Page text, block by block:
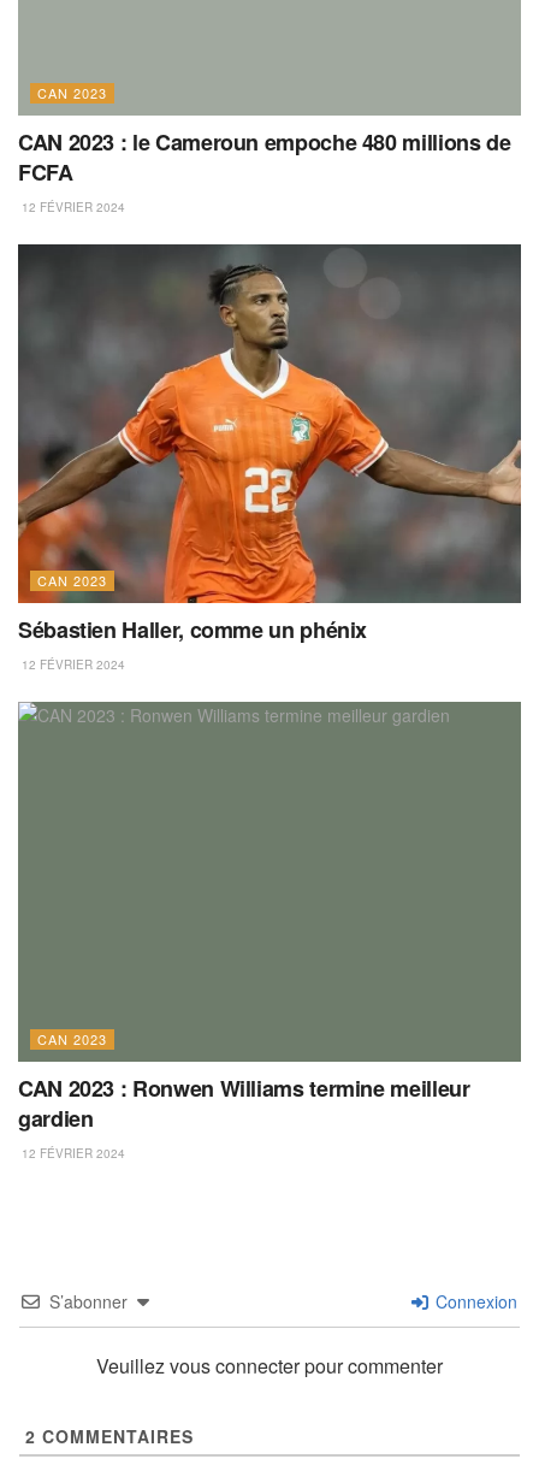
CAN 2023
CAN 2023 : le Cameroun empoche 480 millions de
FCFA
12 FÉVRIER 2024
CAN 2023
Sébastien Haller, comme un phénix
12 FÉVRIER 2024
CAN 2023
CAN 2023 : Ronwen Williams termine meilleur
gardien
12 FÉVRIER 2024
S’abonner Connexion
Veuillez vous connecter pour commenter
2 COMMENTAIRES